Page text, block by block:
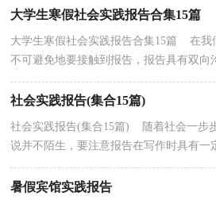
大学生寒假社会实践报告合集15篇
大学生寒假社会实践报告合集15篇 在我
不可避免地要接触到报告，报告具有双向
社会实践报告(集合15篇)
社会实践报告(集合15篇) 随着社会一步
说并不陌生，要注意报告在写作时具有一
上头昏脑涨？下面是小编收集整理的社会
暑假宾馆实践报告